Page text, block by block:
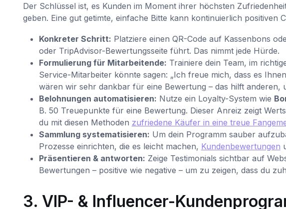
Der Schlüssel ist, es Kunden im Moment ihrer höchsten
geben. Eine gut getimte, einfache Bitte kann kontinuierlich positiven
Konkreter Schritt: Platziere einen QR-Code auf Kassenbons
oder TripAdvisor-Bewertungsseite führt. Das nimmt jede Hürde.
Formulierung für Mitarbeitende: Trainiere dein Team, im
Service-Mitarbeiter könnte sagen: „Ich freue mich, dass es
wären wir sehr dankbar für eine Bewertung – das hilft anderen,
Belohnungen automatisieren: Nutze ein Loyalty-System wie
B. 50 Treuepunkte für eine Bewertung. Dieser Anreiz zeigt
du mit diesen Methoden zufriedene Käufer in eine treue
Sammlung systematisieren: Um dein Programm sauber
Prozesse einrichten, die es leicht machen, Kundenbewertungen
Präsentieren & antworten: Zeige Testimonials sichtbar auf
Bewertungen – positive wie negative – um zu zeigen, dass du
3. VIP- & Influencer-